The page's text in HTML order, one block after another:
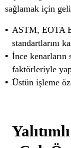
sağlamak için
ASTM, EOTA
standartlarını
İnce kenarların
faktörleriyle
Üstün işleme